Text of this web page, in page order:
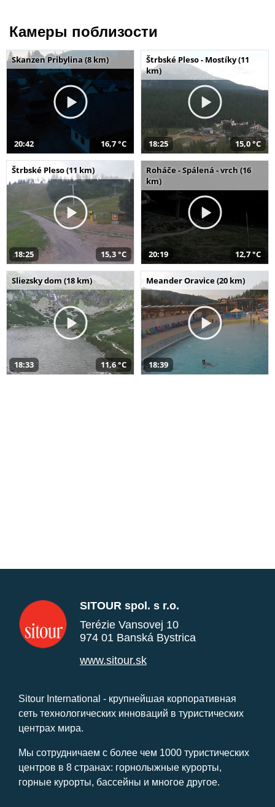
Камеры поблизости
Skanzen Pribylina (8 km)
20:42 16,7 °C
Štrbské Pleso - Mostíky (11
km)
18:25 15,0 °C
Štrbské Pleso (11 km)
18:25 15,3 °C
Roháče - Spálená - vrch (16
km)
20:19 12,7 °C
Sliezsky dom (18 km)
18:33 11,6 °C
Meander Oravice (20 km)
18:39
SITOUR spol. s r.o.
Terézie Vansovej 10
974 01 Banská Bystrica
www.sitour.sk
Sitour International - крупнейшая корпоративная
сеть технологических инноваций в туристических
центрах мира.
Мы сотрудничаем с более чем 1000 туристических
центров в 8 странах: горнолыжные курорты,
горные курорты, бассейны и многое другое.